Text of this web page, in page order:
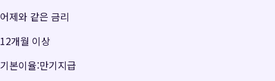
어제와 같은 금리
12개월 이상
기본이율:만기지급